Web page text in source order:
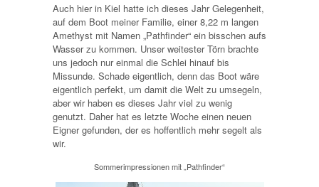
Auch hier in Kiel hatte ich dieses Jahr Gelegenheit,
auf dem Boot meiner Familie, einer 8,22 m langen
Amethyst mit Namen „Pathfinder“ ein bisschen aufs
Wasser zu kommen. Unser weitester Törn brachte
uns jedoch nur einmal die Schlei hinauf bis
Missunde. Schade eigentlich, denn das Boot wäre
eigentlich perfekt, um damit die Welt zu umsegeln,
aber wir haben es dieses Jahr viel zu wenig
genutzt. Daher hat es letzte Woche einen neuen
Eigner gefunden, der es hoffentlich mehr segelt als
wir.
Sommerimpressionen mit „Pathfinder“